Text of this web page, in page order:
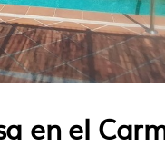
en el